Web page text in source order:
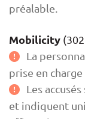
préalable.
Mobilicity
La
prise en
Les
et indiquent